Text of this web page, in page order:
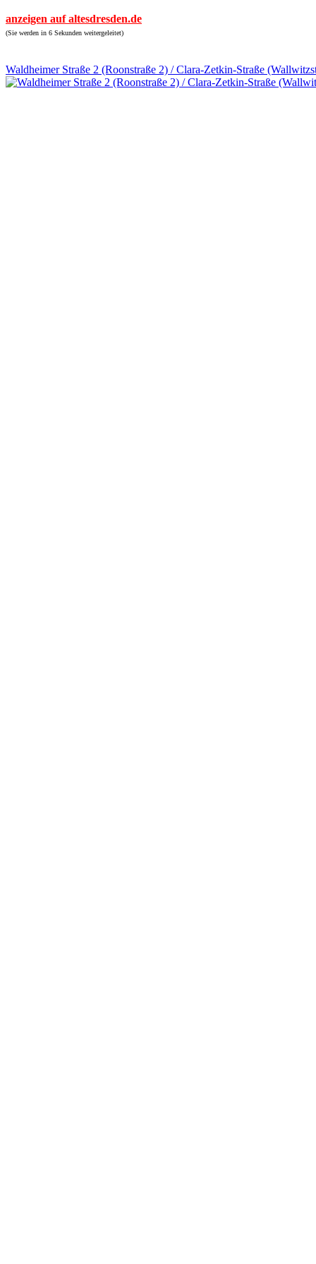
anzeigen auf altesdresden.de
(Sie werden in 6 Sekunden weitergeleitet)
Waldheimer Straße 2 (Roonstraße 2) / Clara-Zetkin-Straße